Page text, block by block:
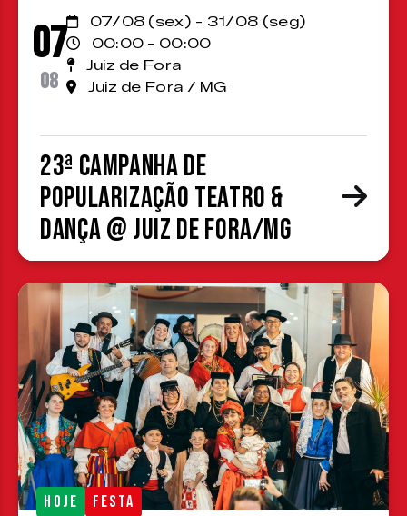
07
08
07/08 (sex) - 31/08 (seg)
00:00 - 00:00
Juiz de Fora
Juiz de Fora / MG
23ª Campanha de
Popularização Teatro &
Dança @ Juiz de Fora/MG
HOJE FESTA